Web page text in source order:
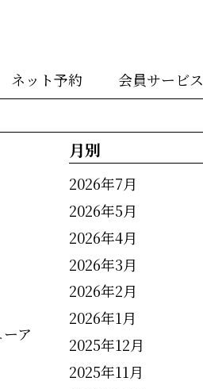
ネット予約 会員サービス
ア
月別
2026年7月
2026年5月
2026年4月
2026年3月
2026年2月
2026年1月
2025年12月
2025年11月